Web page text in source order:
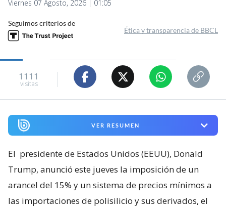
Viernes 07 Agosto, 2026 | 01:05
Seguimos criterios de
Ética y transparencia de BBCL
1111
visitas
VER RESUMEN
El presidente de Estados Unidos (EEUU), Donald
Trump, anunció este jueves la imposición de un
arancel del 15% y un sistema de precios mínimos a
las importaciones de polisilicio y sus derivados, el